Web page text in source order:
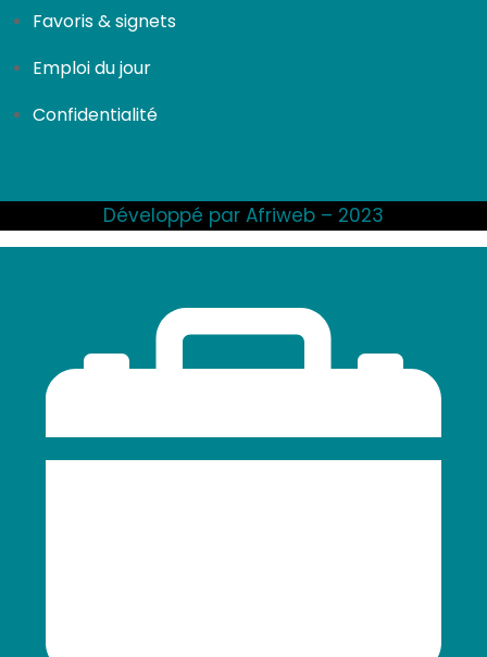
Favoris & signets
Emploi du jour
Confidentialité
Développé par Afriweb – 2023